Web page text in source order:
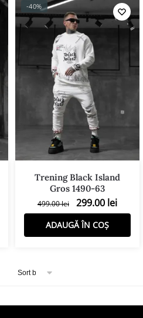
-40%
Trening Black Island
Gros 1490-63
499.00lei 299.00 lei
ADAUGĂ ÎN COȘ